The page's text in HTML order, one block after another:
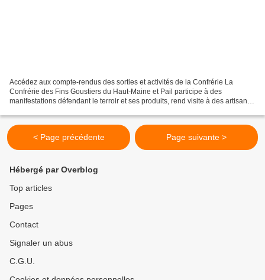
Accédez aux compte-rendus des sorties et activités de la Confrérie La
Confrérie des Fins Goustiers du Haut-Maine et Pail participe à des
manifestations défendant le terroir et ses produits, rend visite à des artisans
< Page précédente Page suivante >
Hébergé par Overblog
Top articles
Pages
Contact
Signaler un abus
C.G.U.